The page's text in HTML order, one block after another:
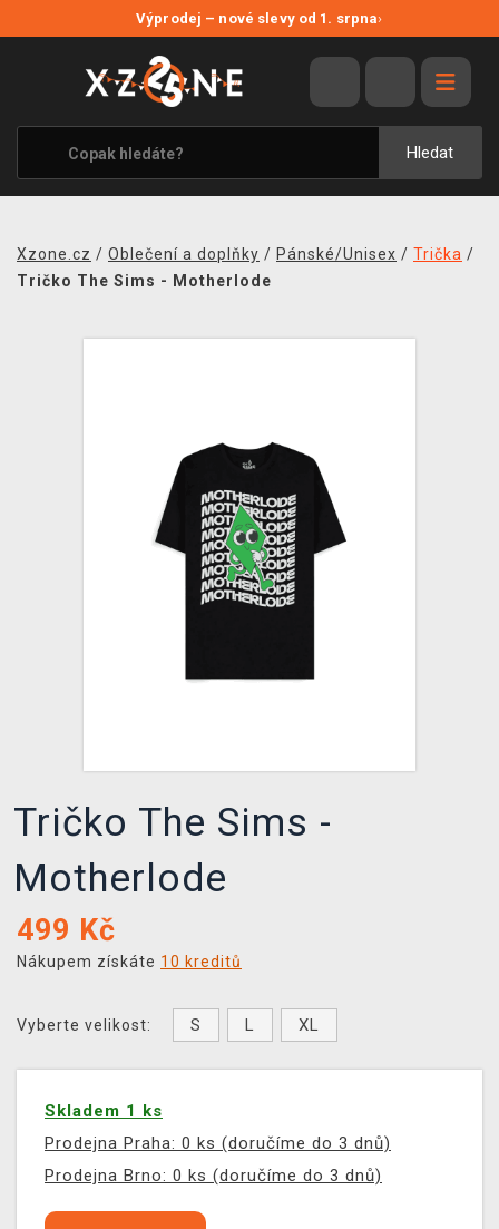
Výprodej – nové slevy od 1. srpna›
Hledat
VÝPRODEJ
VIDEOHRY
XZONE ORIGINALS
TÉMATIKY
MERCHANDISE
VÝKUP HER (BAZAR)
Xzone.cz / Oblečení a doplňky / Pánské/Unisex / Trička /
Tričko The Sims - Motherlode
Tričko The Sims -
Motherlode
499 Kč
Nákupem získáte 10 kreditů
Vyberte velikost: S L XL
Skladem 1 ks
Prodejna Praha: 0 ks (doručíme do 3 dnů)
Prodejna Brno: 0 ks (doručíme do 3 dnů)